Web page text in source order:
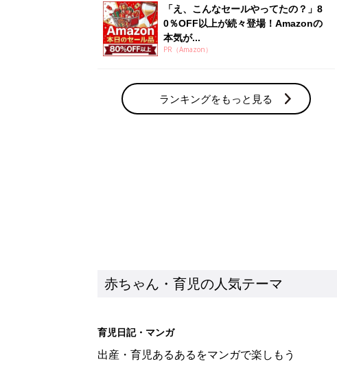
「え、こんなセールやってたの？」8
0％OFF以上が続々登場！Amazonの
本気が...
PR（Amazon）
ランキングをもっと見る
赤ちゃん・育児の人気テーマ
育児日記・マンガ
出産・育児あるあるをマンガで楽しもう